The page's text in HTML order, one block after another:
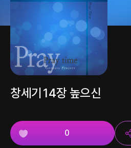
창세기14장 높으신
0